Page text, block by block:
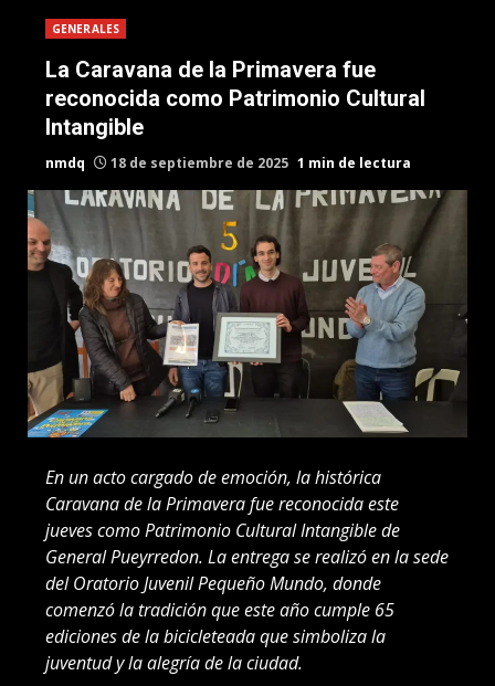
GENERALES
La Caravana de la Primavera fue
reconocida como Patrimonio Cultural
Intangible
nmdq 18 de septiembre de 2025 1 min de lectura
En un acto cargado de emoción, la histórica
Caravana de la Primavera fue reconocida este
jueves como Patrimonio Cultural Intangible de
General Pueyrredon. La entrega se realizó en la sede
del Oratorio Juvenil Pequeño Mundo, donde
comenzó la tradición que este año cumple 65
ediciones de la bicicleteada que simboliza la
juventud y la alegría de la ciudad.